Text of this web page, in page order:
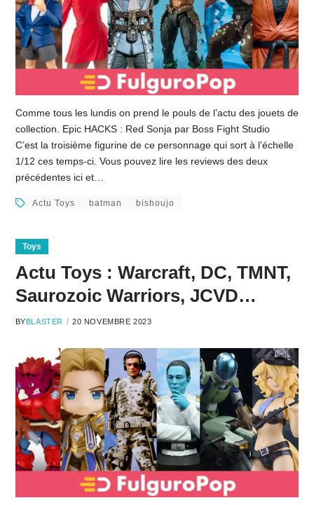
Comme tous les lundis on prend le pouls de l’actu des jouets de
collection. Epic HACKS : Red Sonja par Boss Fight Studio
C’est la troisième figurine de ce personnage qui sort à l’échelle
1/12 ces temps-ci. Vous pouvez lire les reviews des deux
précédentes ici et…
Actu Toys batman bishoujo
Toys
Actu Toys : Warcraft, DC, TMNT,
Saurozoic Warriors, JCVD…
BYBLASTER 20 NOVEMBRE 2023